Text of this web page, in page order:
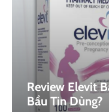
Review Elevit
Bầu Tin Dùng?